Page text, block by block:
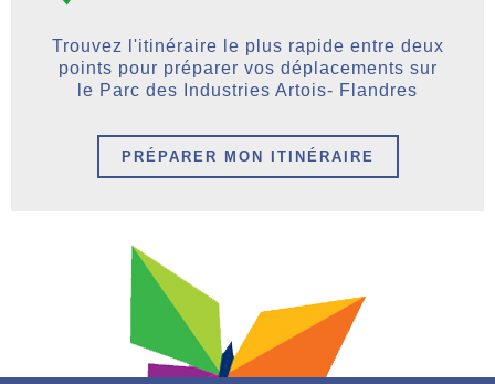
Trouvez l'itinéraire le plus rapide entre deux
points pour préparer vos déplacements sur
le Parc des Industries Artois- Flandres
PRÉPARER MON ITINÉRAIRE